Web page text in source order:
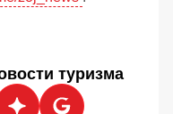
туризма